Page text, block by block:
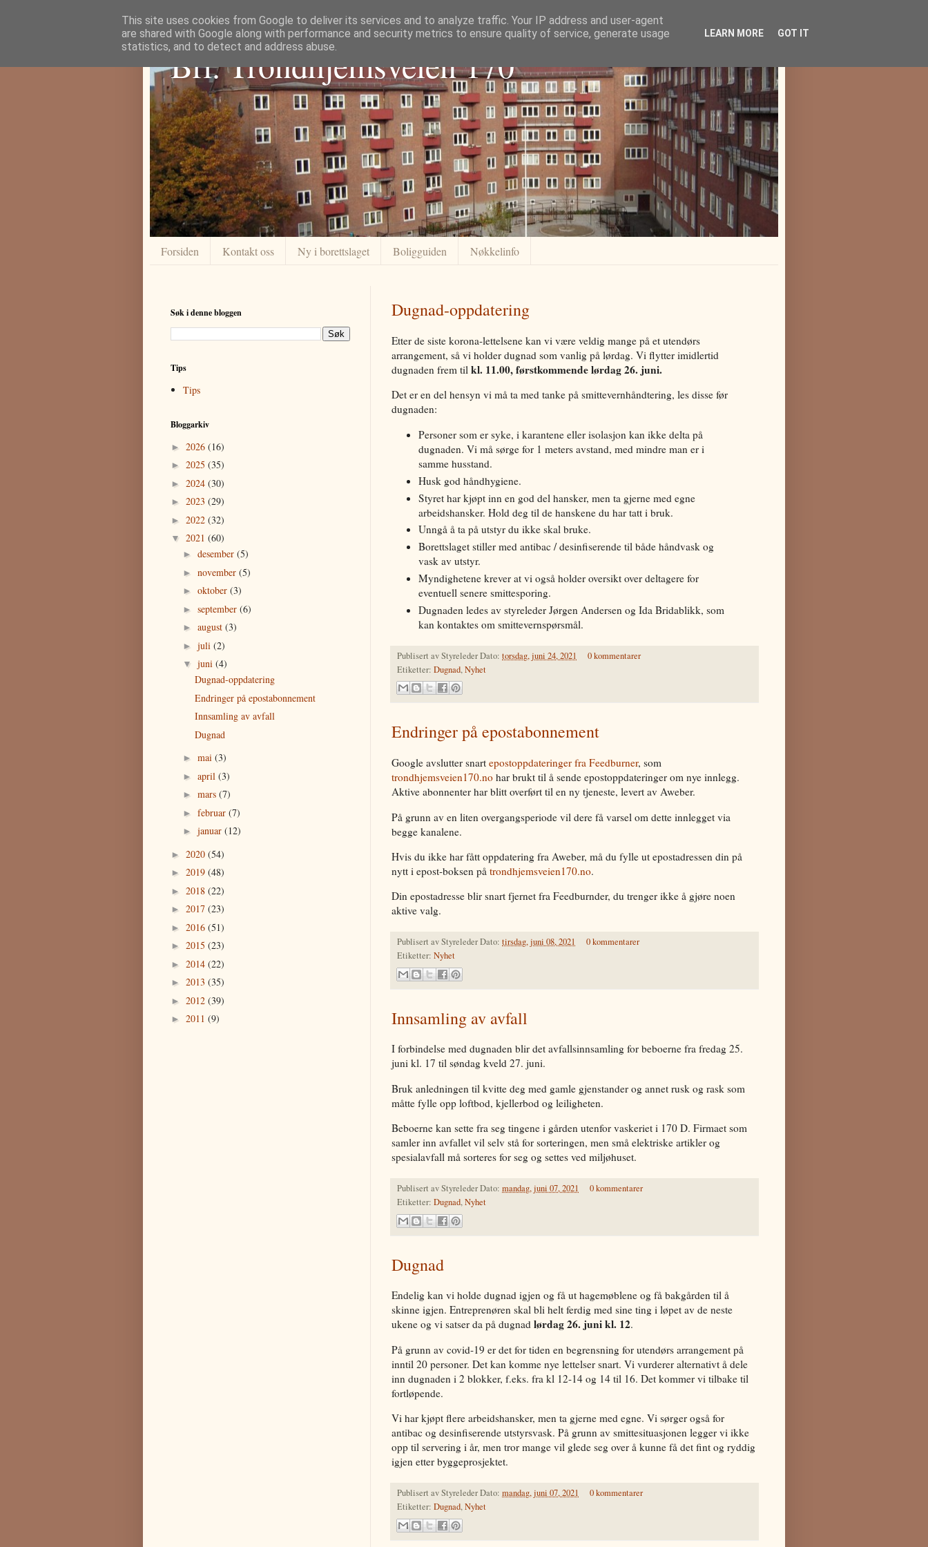
Brl. Trondhjemsveien 170
Forsiden Kontakt oss Ny i borettslaget Boligguiden Nøkkelinfo
Dugnad-oppdatering
Etter de siste korona-lettelsene kan vi være veldig mange på et utendørs
arrangement, så vi holder dugnad som vanlig på lørdag. Vi flytter imidlertid
dugnaden frem til kl. 11.00, førstkommende lørdag 26. juni.
Det er en del hensyn vi må ta med tanke på smittevernhåndtering, les disse før
dugnaden:
Personer som er syke, i karantene eller isolasjon kan ikke delta på
dugnaden. Vi må sørge for 1 meters avstand, med mindre man er i
samme husstand.
Husk god håndhygiene.
Styret har kjøpt inn en god del hansker, men ta gjerne med egne
arbeidshansker. Hold deg til de hanskene du har tatt i bruk.
Unngå å ta på utstyr du ikke skal bruke.
Borettslaget stiller med antibac / desinfiserende til både håndvask og
vask av utstyr.
Myndighetene krever at vi også holder oversikt over deltagere for
eventuell senere smittesporing.
Dugnaden ledes av styreleder Jørgen Andersen og Ida Bridablikk, som
kan kontaktes om smittevernspørsmål.
Publisert avStyrelederDato: torsdag, juni 24, 2021
0 kommentarer
Etiketter: Dugnad,Nyhet
Endringer på epostabonnement
Google avslutter snart epostoppdateringer fra Feedburner, som
trondhjemsveien170.no har brukt til å sende epostoppdateringer om nye innlegg.
Aktive abonnenter har blitt overført til en ny tjeneste, levert av Aweber.
På grunn av en liten overgangsperiode vil dere få varsel om dette innlegget via
begge kanalene.
Hvis du ikke har fått oppdatering fra Aweber, må du fylle ut epostadressen din på
nytt i epost-boksen på trondhjemsveien170.no.
Din epostadresse blir snart fjernet fra Feedburnder, du trenger ikke å gjøre noen
aktive valg.
Publisert avStyrelederDato: tirsdag, juni 08, 2021
0 kommentarer
Etiketter: Nyhet
Innsamling av avfall
I forbindelse med dugnaden blir det avfallsinnsamling for beboerne fra fredag 25.
juni kl. 17 til søndag kveld 27. juni.
Bruk anledningen til kvitte deg med gamle gjenstander og annet rusk og rask som
måtte fylle opp loftbod, kjellerbod og leiligheten.
Beboerne kan sette fra seg tingene i gården utenfor vaskeriet i 170 D. Firmaet som
samler inn avfallet vil selv stå for sorteringen, men små elektriske artikler og
spesialavfall må sorteres for seg og settes ved miljøhuset.
Publisert avStyrelederDato: mandag, juni 07, 2021
0 kommentarer
Etiketter: Dugnad,Nyhet
Dugnad
Endelig kan vi holde dugnad igjen og få ut hagemøblene og få bakgården til å
skinne igjen. Entreprenøren skal bli helt ferdig med sine ting i løpet av de neste
ukene og vi satser da på dugnad lørdag 26. juni kl. 12.
På grunn av covid-19 er det for tiden en begrensning for utendørs arrangement på
inntil 20 personer. Det kan komme nye lettelser snart. Vi vurderer alternativt å dele
inn dugnaden i 2 blokker, f.eks. fra kl 12-14 og 14 til 16. Det kommer vi tilbake til
fortløpende.
Vi har kjøpt flere arbeidshansker, men ta gjerne med egne. Vi sørger også for
antibac og desinfiserende utstyrsvask. På grunn av smittesituasjonen legger vi ikke
opp til servering i år, men tror mange vil glede seg over å kunne få det fint og ryddig
igjen etter byggeprosjektet.
Publisert avStyrelederDato: mandag, juni 07, 2021
0 kommentarer
Etiketter: Dugnad,Nyhet
Søk i denne bloggen
Tips
Tips
Bloggarkiv
► 2026 (16)
► 2025 (35)
► 2024 (30)
► 2023 (29)
► 2022 (32)
▼ 2021 (60)
► desember (5)
► november (5)
► oktober (3)
► september (6)
► august (3)
► juli (2)
▼ juni (4)
Dugnad-oppdatering
Endringer på epostabonnement
Innsamling av avfall
Dugnad
► mai (3)
► april (3)
► mars (7)
► februar (7)
► januar (12)
► 2020 (54)
► 2019 (48)
► 2018 (22)
► 2017 (23)
► 2016 (51)
► 2015 (23)
► 2014 (22)
► 2013 (35)
► 2012 (39)
► 2011 (9)
This site uses cookies from Google to deliver its services and to analyze traffic. Your IP address and user-agent
are shared with Google along with performance and security metrics to ensure quality of service, generate usage
statistics, and to detect and address abuse.
LEARN MORE GOT IT